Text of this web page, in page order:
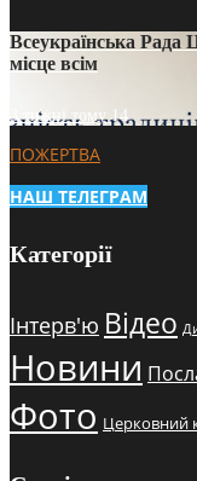
Всеукраїнська Рада
місце всім
3 тижні тому14
ПОЖЕРТВА
НАШ ТЕЛЕГРАМ
Категорії
Інтерв'ю Відео
Новини
Фото Церковний